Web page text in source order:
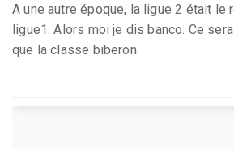
A une autre époque, la ligue 2 était le
ligue1. Alors moi je dis banco. Ce
que la classe biberon.